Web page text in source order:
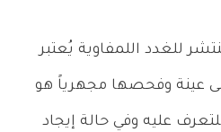
للغدد اللمفاوية يُعتبر
عينة وفحصها مجهرياً هو
عليه وفي حالة إيجاد